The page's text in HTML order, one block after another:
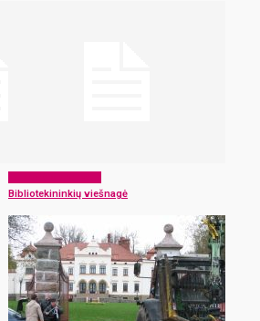
Bibliotekininkių viešnagė